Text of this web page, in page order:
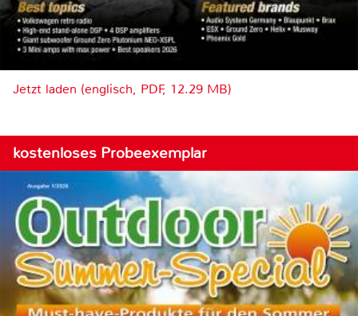
Jetzt laden (englisch, PDF, 12.29 MB)
kostenloses Probeexemplar